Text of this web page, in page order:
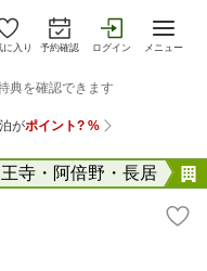
に入り 予約確認 ログイン メニュー
寺・阿倍野・長居